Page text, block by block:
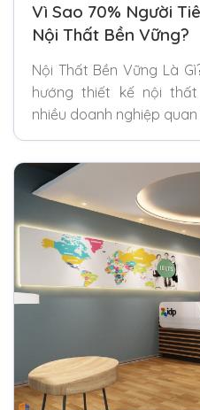
Vì Sao 70% Người
Nội Thất Bền Vững?
Nội Thất Bền Vững Là
hướng thiết kế nội
nhiều doanh nghiệp